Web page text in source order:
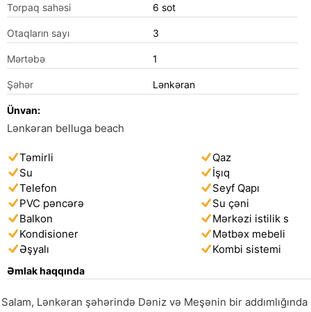
Torpaq sahəsi 6 sot
Otaqların sayı 3
Mərtəbə 1
Şəhər Lənkəran
Ünvan:
Lənkəran belluga beach
Təmirli
Qaz
Su
İşıq
Telefon
Seyf Qapı
PVC pəncərə
Su çəni
Balkon
Mərkəzi istilik s
Kondisioner
Mətbəx mebeli
Əşyalı
Kombi sistemi
Əmlak haqqında
Salam, Lənkəran şəhərində Dəniz və Meşənin bir addımlığında